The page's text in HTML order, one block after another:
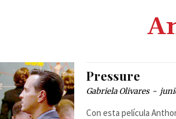
Pressure
Gabriela Olivares -
Con esta película